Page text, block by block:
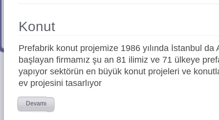
Konut
Prefabrik konut projemize 1986 yılında İstanbul da
başlayan firmamız şu an 81 ilimiz ve 71 ülkeye
yapıyor sektörün en büyük konut projeleri ve
ev projesini tasarlıyor
Devamı